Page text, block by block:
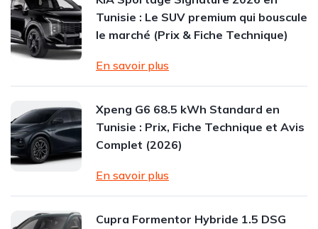
Tunisie : Le SUV premium qui bouscule
le marché (Prix & Fiche Technique)
En savoir plus
Xpeng G6 68.5 kWh Standard en
Tunisie : Prix, Fiche Technique et Avis
Complet (2026)
En savoir plus
Cupra Formentor Hybride 1.5 DSG